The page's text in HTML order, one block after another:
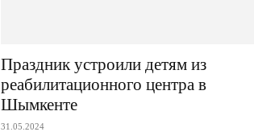
Праздник устроили детям из
реабилитационного центра в
Шымкенте
31.05.2024